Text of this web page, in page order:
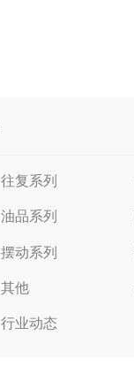
往复系列
油品系列
摆动系列
其他
行业动态